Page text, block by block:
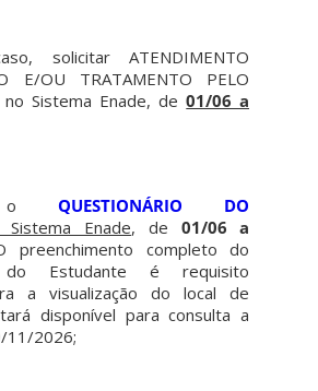
solicitar ATENDIMENTO
E/OU TRATAMENTO PELO
no Sistema Enade, de01/06 a
o QUESTIONÁRIO DO
Sistema Enade, de 01/06 a
preenchimento completo do
do Estudante é requisito
a visualização do local de
disponível para consulta a
11/2026;